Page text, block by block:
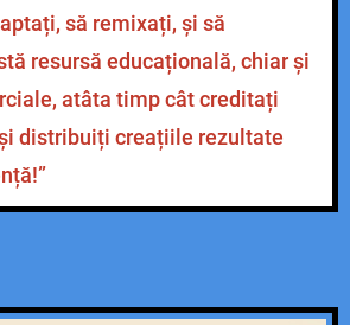
să remixați, și să
resursă educațională, chiar și
atâta timp cât creditați
distribuiți creațiile rezultate